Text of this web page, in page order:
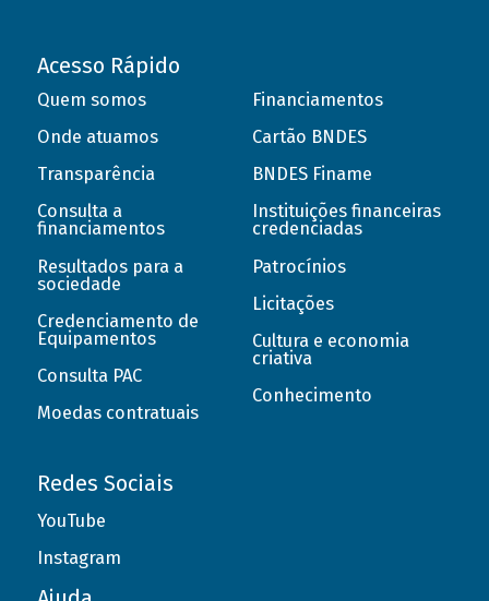
Acesso Rápido
Quem somos
Onde atuamos
Transparência
Consulta a
financiamentos
Resultados para a
sociedade
Credenciamento de
Equipamentos
Consulta PAC
Moedas contratuais
Financiamentos
Cartão BNDES
BNDES Finame
Instituições financeiras
credenciadas
Patrocínios
Licitações
Cultura e economia
criativa
Conhecimento
Redes Sociais
YouTube
Instagram